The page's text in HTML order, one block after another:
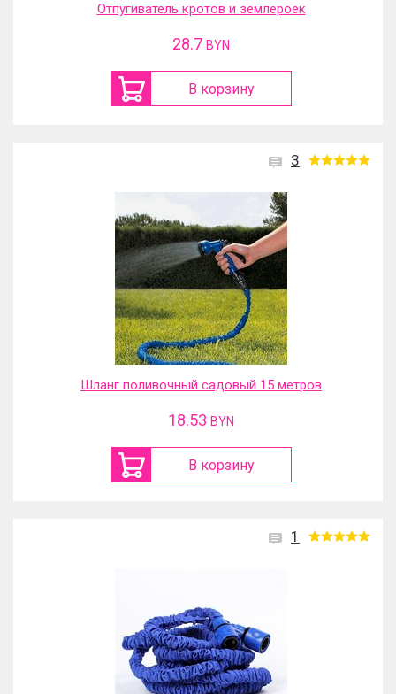
Отпугиватель кротов и землероек
28.7 BYN
В корзину
3
Шланг поливочный садовый 15 метров
18.53 BYN
В корзину
1